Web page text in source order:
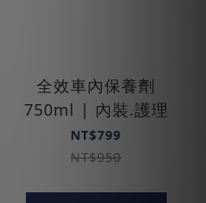
全效車內保養劑
750ml | 內裝.護理
NT$799
NT$950